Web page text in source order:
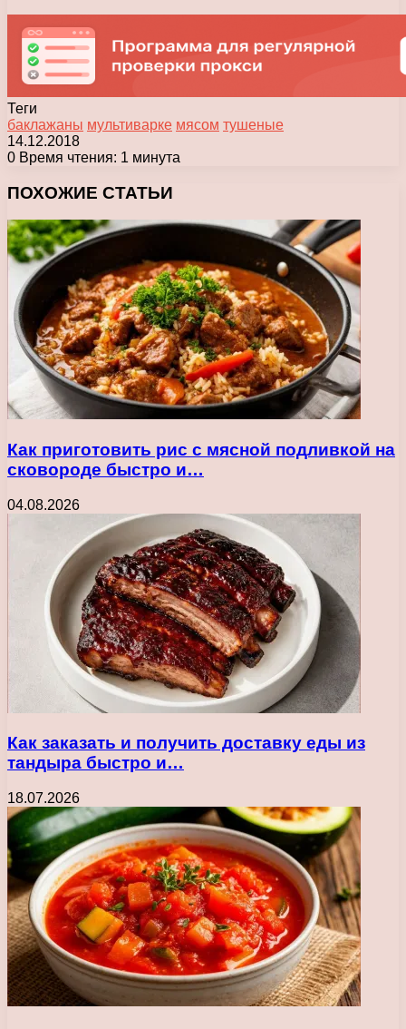
Теги
баклажаны мультиварке мясом тушеные
14.12.2018
0 Время чтения: 1 минута
ПОХОЖИЕ СТАТЬИ
Как приготовить рис с мясной подливкой на
сковороде быстро и…
04.08.2026
Как заказать и получить доставку еды из
тандыра быстро и…
18.07.2026